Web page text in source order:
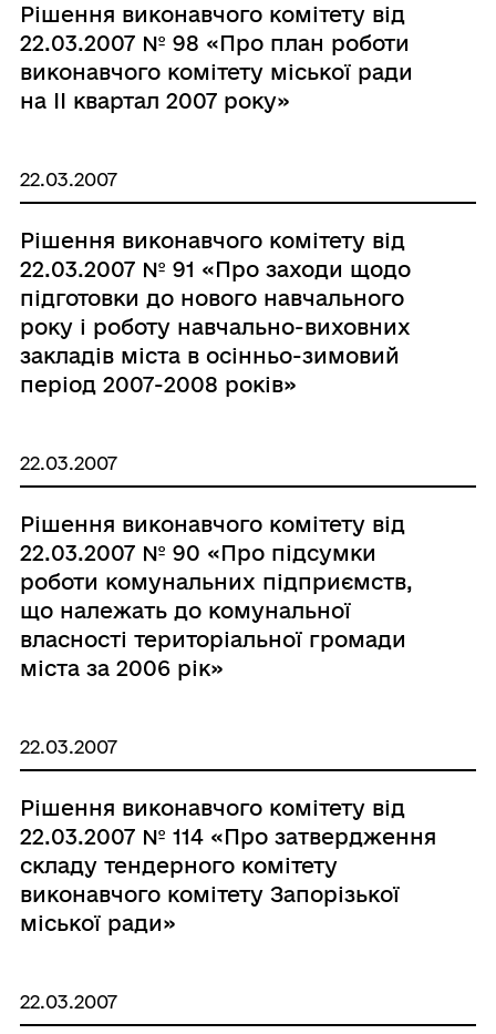
Рішення виконавчого комітету від
22.03.2007 № 98 «Про план роботи
виконавчого комітету міської ради
на ІІ квартал 2007 року»
22.03.2007
Рішення виконавчого комітету від
22.03.2007 № 91 «Про заходи щодо
підготовки до нового навчального
року і роботу навчально-виховних
закладів міста в осінньо-зимовий
період 2007-2008 років»
22.03.2007
Рішення виконавчого комітету від
22.03.2007 № 90 «Про підсумки
роботи комунальних підприємств,
що належать до комунальної
власності територіальної громади
міста за 2006 рік»
22.03.2007
Рішення виконавчого комітету від
22.03.2007 № 114 «Про затвердження
складу тендерного комітету
виконавчого комітету Запорізької
міської ради»
22.03.2007